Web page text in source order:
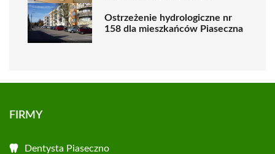
Ostrzeżenie hydrologiczne nr
158 dla mieszkańców Piaseczna
FIRMY
Dentysta Piaseczno